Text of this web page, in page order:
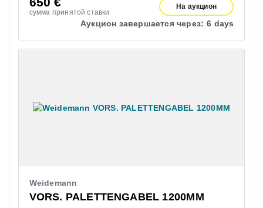
сумма принятой ставки
На аукцион
Аукцион завершается через: 6 days
Weidemann
VORS. PALETTENGABEL 1200MM